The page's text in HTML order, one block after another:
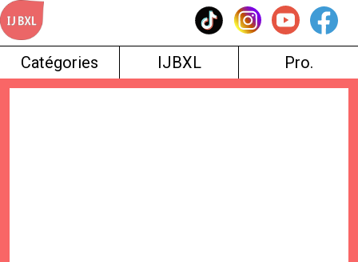
Skip
to
content
Catégories IJBXL Pro.